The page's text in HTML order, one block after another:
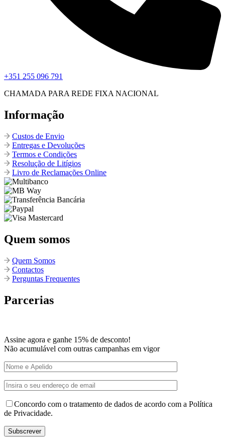
+351 255 096 791
CHAMADA PARA REDE FIXA NACIONAL
Informação
Custos de Envio
Entregas e Devoluções
Termos e Condições
Resolução de Litígios
Livro de Reclamações Online
Quem somos
Quem Somos
Contactos
Perguntas Frequentes
Parcerias
Assine agora e ganhe 15% de desconto!
Não acumulável com outras campanhas em vigor
Concordo com o tratamento de dados de acordo com a Política
de Privacidade.